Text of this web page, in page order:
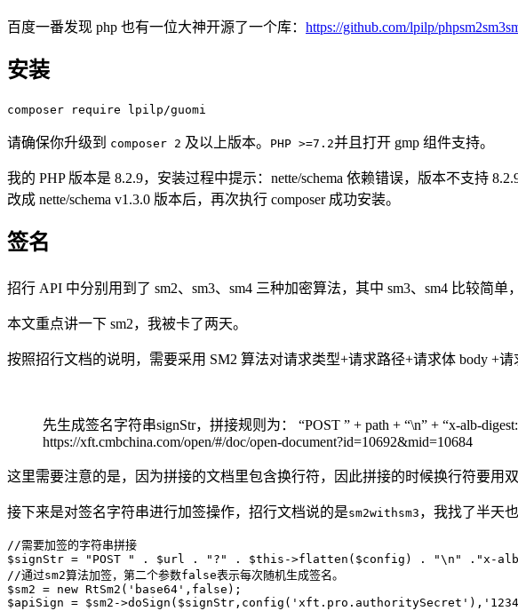
百度一番发现 php 也有一位大神开源了一个库： https://github.com/lpilp/
安装
composer require lpilp/guomi
请确保你升级到 composer 2 及以上版本。 PHP >=7.2并且打开 gmp 组件支持。
我的 PHP 版本是 8.2.9，安装过程中提示：nette/schema 依赖错误，版本不支持
改成 nette/schema v1.3.0 版本后，再次执行 composer 成功安装。
签名
招行 API 中分别用到了 sm2、sm3、sm4 三种加密算法，其中 sm3、sm4 比较简单
本文重点讲一下 sm2，我被卡了两天。
按照招行文档的说明，需要采用 SM2 算法对请求类型+请求路径+请求体 body +请
先生成签名字符串signStr，拼接规则为： “POST ” + path + “\n” + “x-alb-
https://xft.cmbchina.com/open/#/doc/open-document?id=10692&mid=10684
这里需要注意的是，因为拼接的文档里包含换行符，因此拼接的时候换行符要用
接下来是对签名字符串进行加签操作，招行文档说的是sm2withsm3 ，我找了半天
//需要加签的字符串拼接
$signStr = "POST " . $url . "?" . $this->flatten($config) . "\n" ."x-
//通过sm2算法加签，第二个参数false表示每次随机生成签名。
$sm2 = new RtSm2('base64',false);
$apiSign = $sm2-